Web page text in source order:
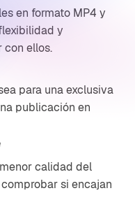
en formato MP4 y
y
con ellos.
para una exclusiva
publicación en
calidad del
si encajan